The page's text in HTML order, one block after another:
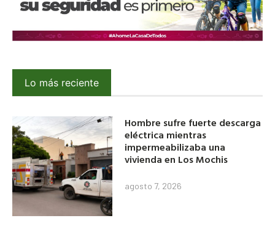
Lo más reciente
Hombre sufre fuerte descarga
eléctrica mientras
impermeabilizaba una
vivienda en Los Mochis
agosto 7, 2026